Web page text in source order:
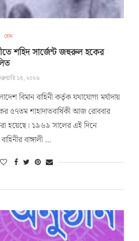
হোম
শহিদ সার্জেন্ট জহুরুল হকের
১৫, ২০২৬
বিমান বাহিনী কর্তৃক যথাযোগ্য মর্যাদায়
৫৭তম শাহাদাতবার্ষিকী আজ রোববার
হয়েছে। ১৯৬৯ সালের এই দিনে
বাঙ্গালী …